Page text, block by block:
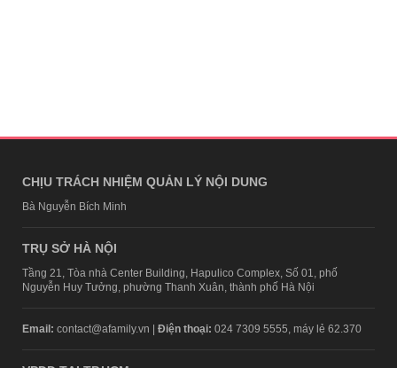
CHỊU TRÁCH NHIỆM QUẢN LÝ NỘI DUNG
Bà Nguyễn Bích Minh
TRỤ SỞ HÀ NỘI
Tầng 21, Tòa nhà Center Building, Hapulico Complex, Số 01, phố
Nguyễn Huy Tưởng, phường Thanh Xuân, thành phố Hà Nội
Email: contact@afamily.vn | Điện thoại: 024 7309 5555, máy lẻ 62.370